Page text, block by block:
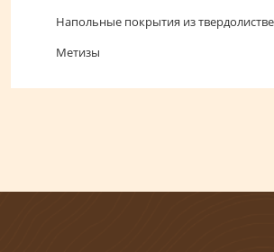
Напольные покрытия из
Метизы